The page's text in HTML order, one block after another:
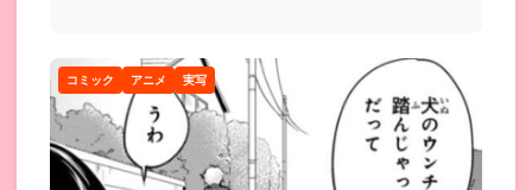
コミック アニメ 実写